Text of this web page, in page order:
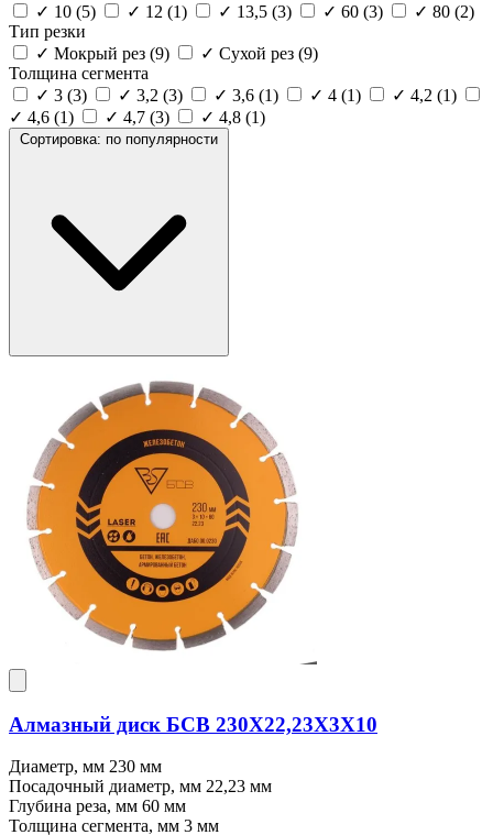
✓ 10 (5) ✓ 12 (1) ✓ 13,5 (3) ✓ 60 (3) ✓ 80 (2)
Тип резки
✓ Мокрый рез (9) ✓ Сухой рез (9)
Толщина сегмента
✓ 3 (3) ✓ 3,2 (3) ✓ 3,6 (1) ✓ 4 (1) ✓ 4,2 (1)
✓ 4,6 (1) ✓ 4,7 (3) ✓ 4,8 (1)
Сортировка: по популярности
Алмазный диск БСВ 230X22,23X3X10
Диаметр, мм 230 мм
Посадочный диаметр, мм 22,23 мм
Глубина реза, мм 60 мм
Толщина сегмента, мм 3 мм